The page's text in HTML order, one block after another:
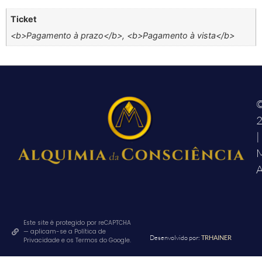
Ticket
<b>Pagamento à prazo</b>, <b>Pagamento à vista</b>
|
Este site é protegido por reCAPTCHA
— aplicam-se a Política de
Privacidade e os Termos do Google.
Desenvolvido por: TRHAINER